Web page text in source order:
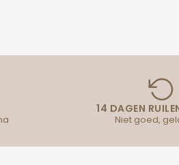
14 DAGEN
Niet goed,